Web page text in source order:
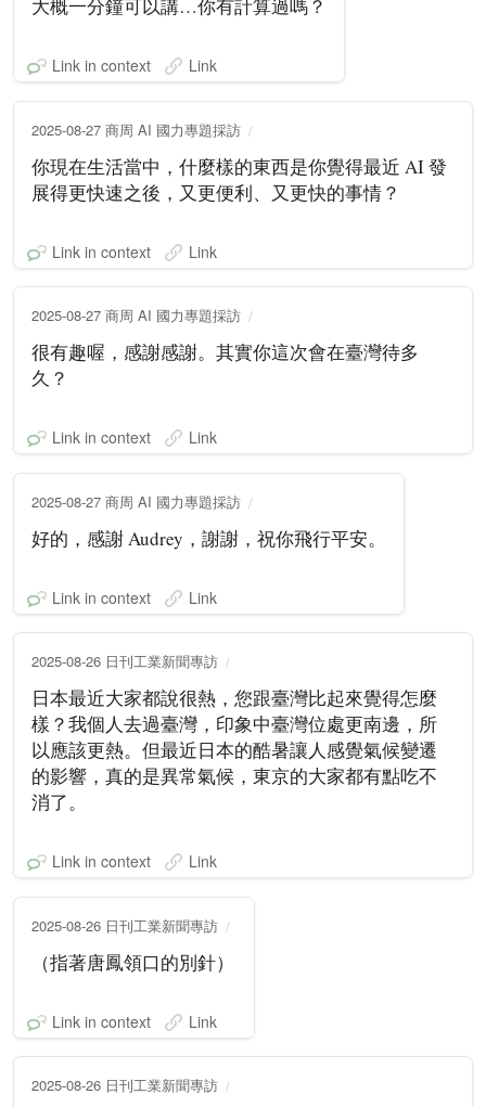
大概一分鐘可以講…你有計算過嗎？
Link in context Link
2025-08-27 商周 AI 國力專題採訪
你現在生活當中，什麼樣的東西是你覺得最近 AI 發
展得更快速之後，又更便利、又更快的事情？
Link in context Link
2025-08-27 商周 AI 國力專題採訪
很有趣喔，感謝感謝。其實你這次會在臺灣待多
久？
Link in context Link
2025-08-27 商周 AI 國力專題採訪
好的，感謝 Audrey，謝謝，祝你飛行平安。
Link in context Link
2025-08-26 日刊工業新聞專訪
日本最近大家都說很熱，您跟臺灣比起來覺得怎麼
樣？我個人去過臺灣，印象中臺灣位處更南邊，所
以應該更熱。但最近日本的酷暑讓人感覺氣候變遷
的影響，真的是異常氣候，東京的大家都有點吃不
消了。
Link in context Link
2025-08-26 日刊工業新聞專訪
（指著唐鳳領口的別針）
Link in context Link
2025-08-26 日刊工業新聞專訪